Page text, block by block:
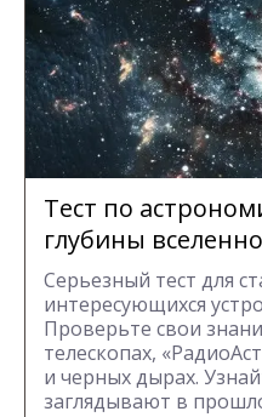
Тест по
глубины
Серьезный тест для
интересующихся
Проверьте свои
телескопах,
и черных дырах.
заглядывают в